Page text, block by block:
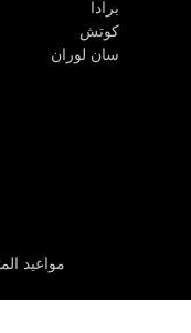
برادا
كوتش
سان لوران
مواعيد